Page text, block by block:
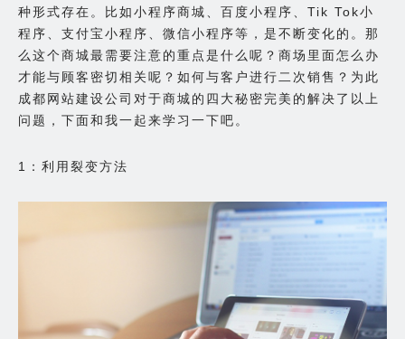
种形式存在。比如小程序商城、百度小程序、Tik Tok小
程序、支付宝小程序、微信小程序等，是不断变化的。那
么这个商城最需要注意的重点是什么呢？商场里面怎么办
才能与顾客密切相关呢？如何与客户进行二次销售？为此
成都网站建设公司对于商城的四大秘密完美的解决了以上
问题，下面和我一起来学习一下吧。
1：利用裂变方法